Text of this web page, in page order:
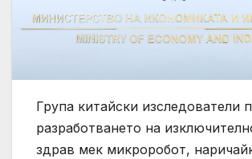
Група китайски изследователи
разработването на
здрав мек микроробот,